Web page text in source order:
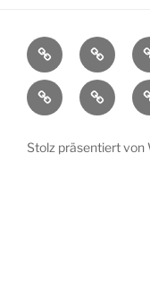
AktuellesOrtsplan
Verein
Stolz präsentiert von